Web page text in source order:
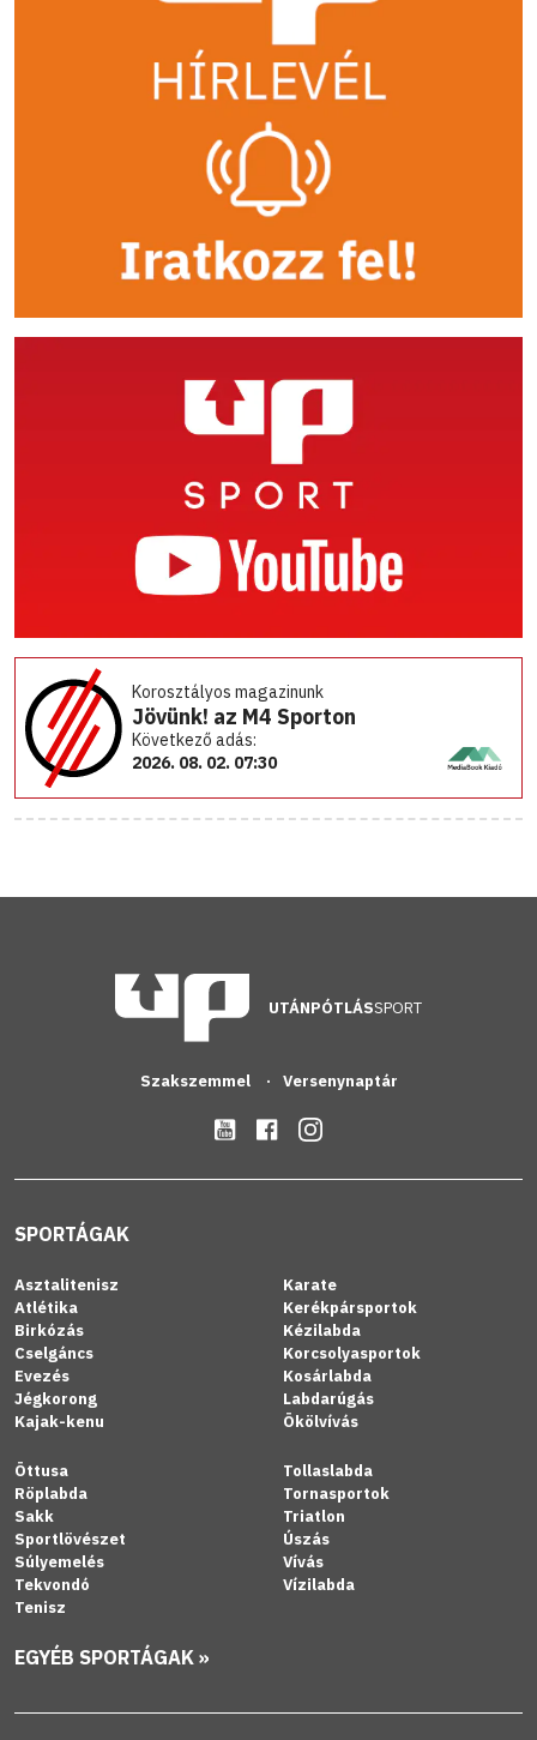
Korosztályos magazinunk
Jövünk! az M4 Sporton
Következő adás:
2026. 08. 02. 07:30
UTÁNPÓTLÁSSPORT
Szakszemmel Versenynaptár
SPORTÁGAK
Asztalitenisz
Atlétika
Birkózás
Cselgáncs
Evezés
Jégkorong
Kajak-kenu
Karate
Kerékpársportok
Kézilabda
Korcsolyasportok
Kosárlabda
Labdarúgás
Ökölvívás
Öttusa
Röplabda
Sakk
Sportlövészet
Súlyemelés
Tekvondó
Tenisz
Tollaslabda
Tornasportok
Triatlon
Úszás
Vívás
Vízilabda
EGYÉB SPORTÁGAK »